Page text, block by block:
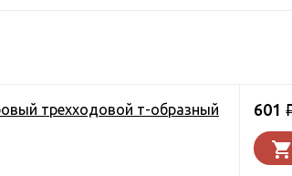
трехходовой т-образный
601